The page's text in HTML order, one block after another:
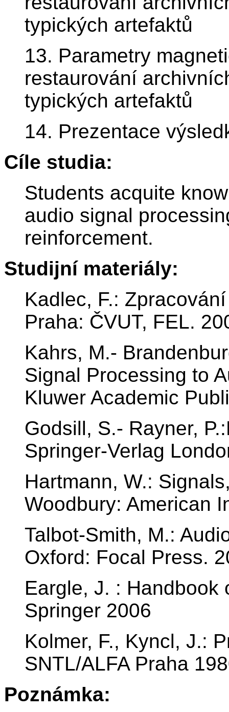
typických artefaktů
13. Parametry
restaurování
typických artefaktů
14. Prezentace
Cíle studia:
Students acquite
audio signal
reinforcement.
Studijní materiály:
Kadlec, F.:
Praha: ČVUT, FEL.
Kahrs, M.-
Signal Processing to
Kluwer Academic
Godsill, S.- Rayner,
Springer-Verlag
Hartmann, W.:
Woodbury: American
Talbot-Smith, M.:
Oxford: Focal Press.
Eargle, J. : Handbook
Springer 2006
Kolmer, F., Kyncl, J.:
SNTL/ALFA Praha
Poznámka: